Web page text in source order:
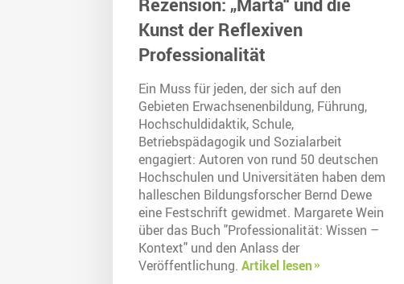
Kunst der Reflexiven
Professionalität
Ein Muss für jeden, der sich auf den
Gebieten Erwachsenenbildung, Führung,
Hochschuldidaktik, Schule,
Betriebspädagogik und Sozialarbeit
engagiert: Autoren von rund 50 deutschen
Hochschulen und Universitäten haben dem
halleschen Bildungsforscher Bernd Dewe
eine Festschrift gewidmet. Margarete Wein
über das Buch "Professionalität: Wissen –
Kontext" und den Anlass der
Veröffentlichung. Artikel lesen